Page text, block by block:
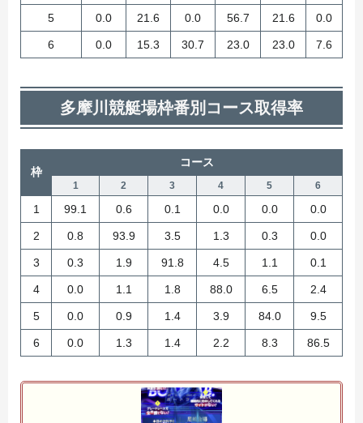
5 0.0 21.6 0.0 56.7 21.6 0.0
6 0.0 15.3 30.7 23.0 23.0 7.6
多摩川競艇場枠番別コース取得率
枠
コース
1 2 3 4 5 6
1 99.1 0.6 0.1 0.0 0.0 0.0
2 0.8 93.9 3.5 1.3 0.3 0.0
3 0.3 1.9 91.8 4.5 1.1 0.1
4 0.0 1.1 1.8 88.0 6.5 2.4
5 0.0 0.9 1.4 3.9 84.0 9.5
6 0.0 1.3 1.4 2.2 8.3 86.5